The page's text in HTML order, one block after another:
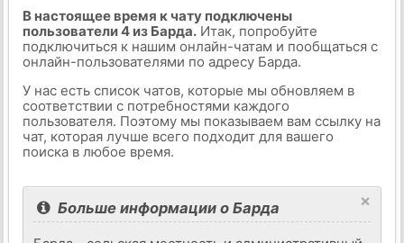
В настоящее время к чату подключены
пользователи 4 из Барда.Итак, попробуйте
подключиться к нашим онлайн-чатам и пообщаться с
онлайн-пользователями по адресу Барда.
У нас есть список чатов, которые мы обновляем в
соответствии с потребностями каждого
пользователя. Поэтому мы показываем вам ссылку на
чат, которая лучше всего подходит для вашего
поиска в любое время.
×
Больше информации о Барда